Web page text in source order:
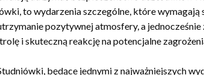
to wydarzenia szczególne, które wymagają
pozytywnej atmosfery, a
i skuteczną reakcję na potencjalne
będące jednymi z najważniejszych